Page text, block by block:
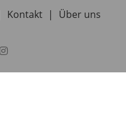
Kontakt |
Über uns